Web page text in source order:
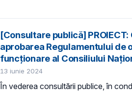
[Consultare publică] PROIECT:
aprobarea Regulamentului de
funcţionare al Consiliului
13 iunie 2024
În vederea consultării publice, în